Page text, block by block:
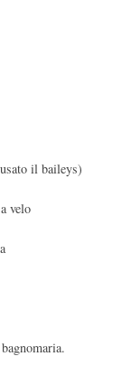
il baileys)
velo